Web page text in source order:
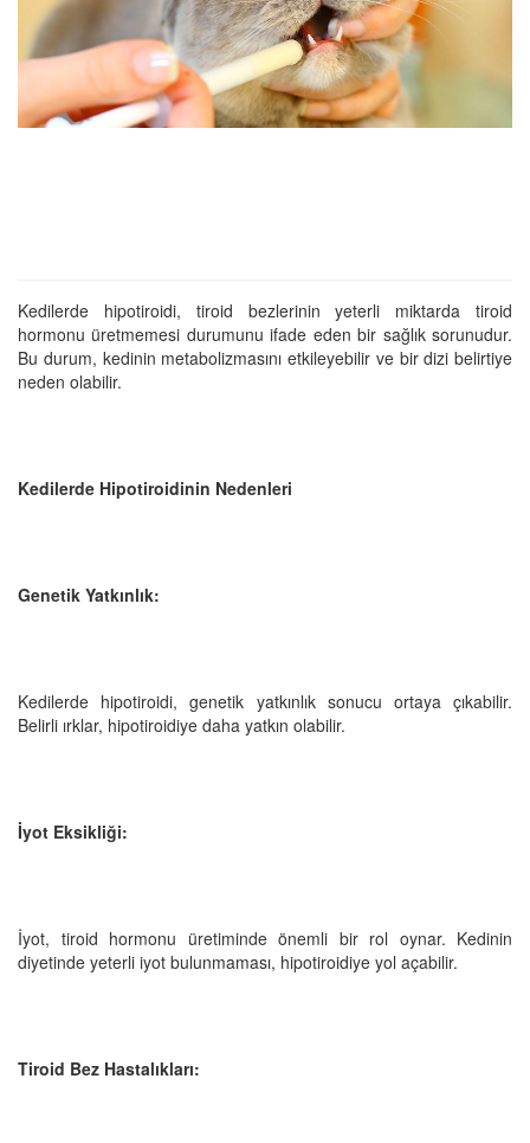
Kedilerde hipotiroidi, tiroid bezlerinin yeterli miktarda tiroid
hormonu üretmemesi durumunu ifade eden bir sağlık sorunudur.
Bu durum, kedinin metabolizmasını etkileyebilir ve bir dizi belirtiye
neden olabilir.
Kedilerde Hipotiroidinin Nedenleri
Genetik Yatkınlık:
Kedilerde hipotiroidi, genetik yatkınlık sonucu ortaya çıkabilir.
Belirli ırklar, hipotiroidiye daha yatkın olabilir.
İyot Eksikliği:
İyot, tiroid hormonu üretiminde önemli bir rol oynar. Kedinin
diyetinde yeterli iyot bulunmaması, hipotiroidiye yol açabilir.
Tiroid Bez Hastalıkları: